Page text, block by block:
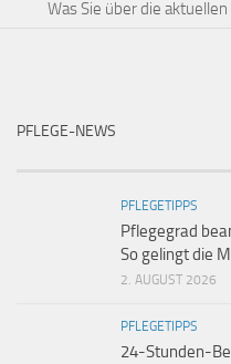
Was Sie über die
PFLEGE-NEWS
PFLEGETIPPS
Pflegegrad
So gelingt die
2. AUGUST 2026
PFLEGETIPPS
24-Stunden-